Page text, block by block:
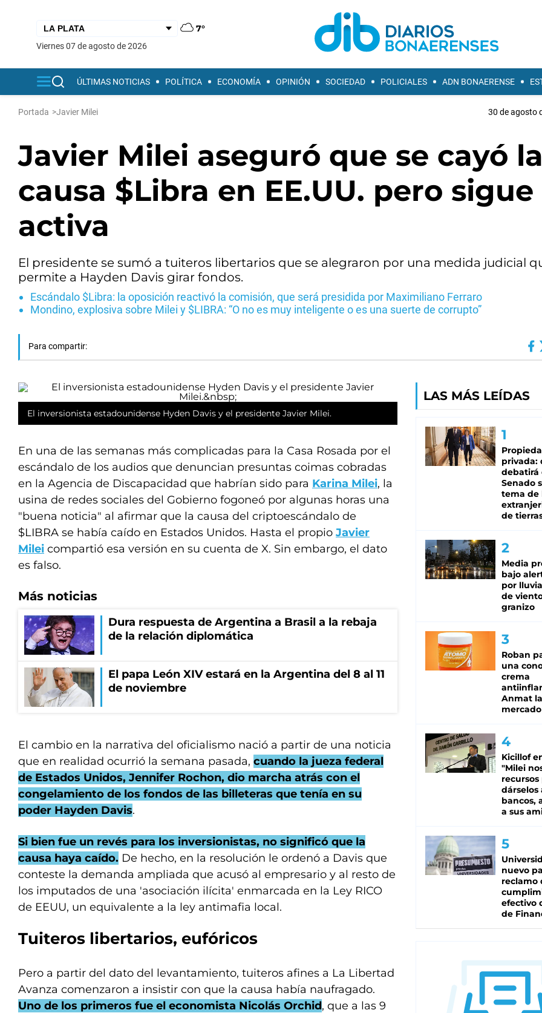
7°
viernes 07 de agosto de 2026
ÚLTIMAS NOTICIAS POLÍTICA ECONOMÍA OPINIÓN SOCIEDAD POLICIALES ADN BONAERENSE
Portada >Javier Milei 30 de agosto
Javier Milei aseguró que se cayó la
causa $Libra en EE.UU. pero sigue
activa
El presidente se sumó a tuiteros libertarios que se alegraron por una medida judicial
permite a Hayden Davis girar fondos.
Escándalo $Libra: la oposición reactivó la comisión, que será presidida por Maximiliano Ferraro
Mondino, explosiva sobre Milei y $LIBRA: “O no es muy inteligente o es una suerte de corrupto”
Para compartir:
El inversionista estadounidense Hyden Davis y el presidente Javier Milei.
En una de las semanas más complicadas para la Casa Rosada por el
escándalo de los audios que denuncian presuntas coimas cobradas
en la Agencia de Discapacidad que habrían sido para Karina Milei, la
usina de redes sociales del Gobierno fogoneó por algunas horas una
"buena noticia" al afirmar que la causa del criptoescándalo de
$LIBRA se había caído en Estados Unidos. Hasta el propio Javier
Milei compartió esa versión en su cuenta de X. Sin embargo, el dato
es falso.
Más noticias
Dura respuesta de Argentina a Brasil a la rebaja
de la relación diplomática
El papa León XIV estará en la Argentina del 8 al 11
de noviembre
El cambio en la narrativa del oficialismo nació a partir de una noticia
que en realidad ocurrió la semana pasada, cuando la jueza federal
de Estados Unidos, Jennifer Rochon, dio marcha atrás con el
congelamiento de los fondos de las billeteras que tenía en su
poder Hayden Davis.
Si bien fue un revés para los inversionistas, no significó que la
causa haya caído. De hecho, en la resolución le ordenó a Davis que
conteste la demanda ampliada que acusó al empresario y al resto de
los imputados de una 'asociación ilícita' enmarcada en la Ley RICO
de EEUU, un equivalente a la ley antimafia local.
Tuiteros libertarios, eufóricos
Pero a partir del dato del levantamiento, tuiteros afines a La Libertad
Avanza comenzaron a insistir con que la causa había naufragado.
Uno de los primeros fue el economista Nicolás Orchid, que a las 9
LAS MÁS LEÍDAS
privada:
debatirá
Senado
tema de
de
Media
bajo
por
de
granizo
Roban
una
crema
Anmat
mercado
Kicillof
"Milei
recursos
dárselos
bancos,
a sus
nuevo
reclamo
efectivo
de